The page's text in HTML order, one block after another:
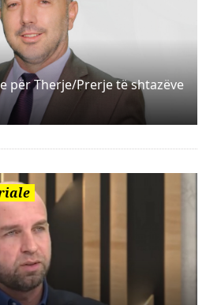
për Therje/Prerje të shtazëve